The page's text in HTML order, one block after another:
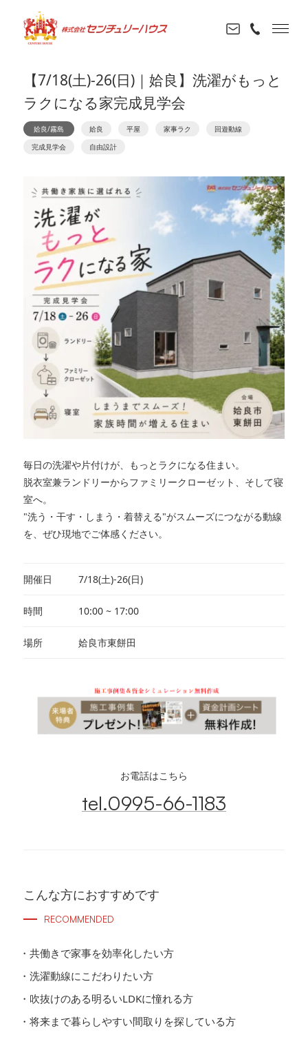
【7/18(土)-26(日)｜姶良】洗濯がもっと
ラクになる家完成見学会
姶良/霧島 姶良 平屋 家事ラク
回遊動線
完成見学会
自由設計
毎日の洗濯や片付けが、もっとラクになる住まい。
脱衣室兼ランドリーからファミリークローゼット、そして寝
室へ。
"洗う・干す・しまう・着替える"がスムーズにつながる動線
を、ぜひ現地でご体感ください。
開催日 7/18(土)-26(日)
時間 10:00 ~ 17:00
場所 姶良市東餅田
お電話はこちら
tel.0995-66-1183
こんな方におすすめです
RECOMMENDED
共働きで家事を効率化したい方
洗濯動線にこだわりたい方
吹抜けのある明るいLDKに憧れる方
将来まで暮らしやすい間取りを探している方